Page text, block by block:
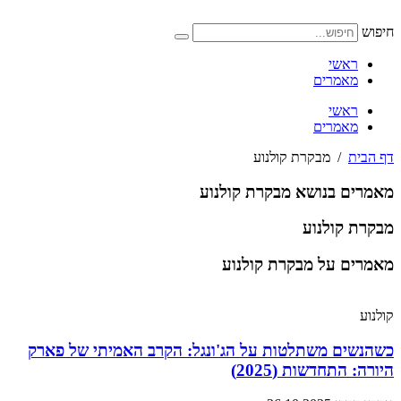
לתוכן
חיפוש
ראשי
מאמרים
ראשי
מאמרים
דף הבית / מבקרת קולנוע
מאמרים בנושא מבקרת קולנוע
מבקרת קולנוע
מאמרים על מבקרת קולנוע
קולנוע
כשהנשים משתלטות על הג'ונגל: הקרב האמיתי של פארק
היורה: התחדשות (2025)